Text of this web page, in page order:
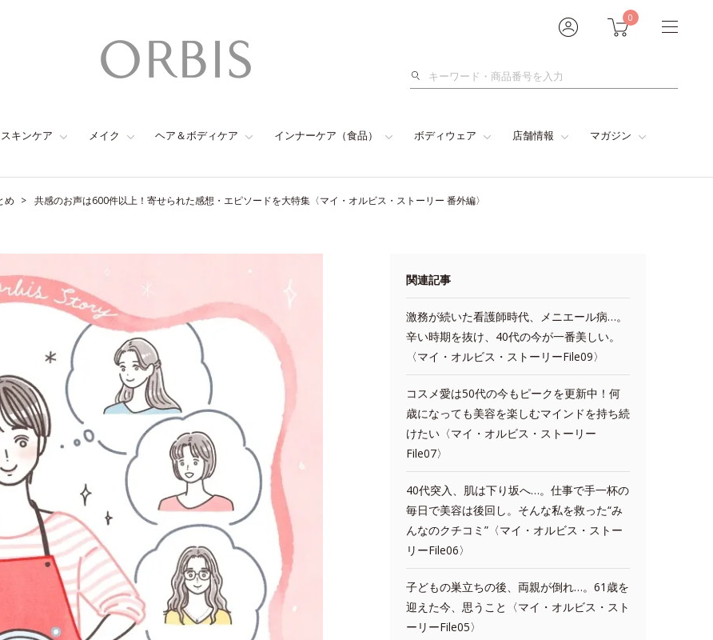
0
検
スキンケア メイク ヘア＆ボディケア インナーケア（食品） ボディウェア 店舗情報 マガジン
め 共感のお声は600件以上！寄せられた感想・エピソードを大特集〈マイ・オルビス・ストーリー 番外編〉
関連記事
激務が続いた看護師時代、メニエール病…。
辛い時期を抜け、40代の今が一番美しい。
〈マイ・オルビス・ストーリーFile09〉
コスメ愛は50代の今もピークを更新中！何
歳になっても美容を楽しむマインドを持ち続
けたい〈マイ・オルビス・ストーリー
File07〉
40代突入、肌は下り坂へ…。仕事で手一杯の
毎日で美容は後回し。そんな私を救った“み
んなのクチコミ”〈マイ・オルビス・ストー
リーFile06〉
子どもの巣立ちの後、両親が倒れ…。61歳を
迎えた今、思うこと〈マイ・オルビス・スト
ーリーFile05〉